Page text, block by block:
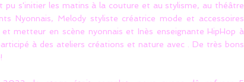
pu s'initier les matins à la couture et au stylisme, au théâtre
Nyonnais, Melody styliste créatrice mode et accessoires
metteur en scène nyonnais et Inès enseignante HipHop à
à des ateliers créations et nature avec . De très bons